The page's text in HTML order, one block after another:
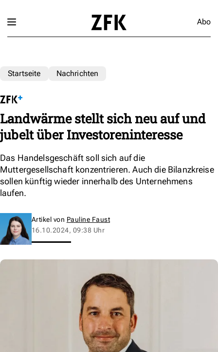
Abo
Startseite Nachrichten
Landwärme stellt sich neu auf und
jubelt über Investoreninteresse
Das Handelsgeschäft soll sich auf die
Muttergesellschaft konzentrieren. Auch die Bilanzkreise
sollen künftig wieder innerhalb des Unternehmens
laufen.
Artikel von Pauline Faust
16.10.2024, 09:38 Uhr